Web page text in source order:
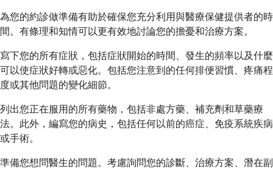
為您的約診做準備有助於確保您充分利用與醫療保健提供者的時
間。有條理和知情可以更有效地討論您的擔憂和治療方案。
寫下您的所有症狀，包括症狀開始的時間、發生的頻率以及什麼
可以使症狀好轉或惡化。包括您注意到的任何排便習慣、疼痛程
度或其他問題的變化細節。
列出您正在服用的所有藥物，包括非處方藥、補充劑和草藥療
法。此外，編寫您的病史，包括任何以前的癌症、免疫系統疾病
或手術。
準備您想問醫生的問題。考慮詢問您的診斷、治療方案、潛在副